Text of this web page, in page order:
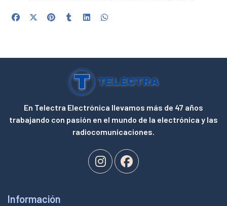
En Telectra Electrónica llevamos más de 47 años
trabajando con pasión en el mundo de la electrónica y las
radiocomunicaciones.
Información